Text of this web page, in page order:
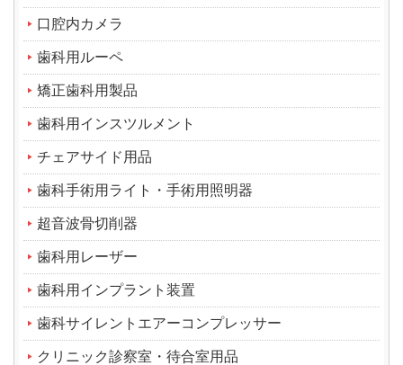
口腔内カメラ
歯科用ルーペ
矯正歯科用製品
歯科用インスツルメント
チェアサイド用品
歯科手術用ライト・手術用照明器
超音波骨切削器
歯科用レーザー
歯科用インプラント装置
歯科サイレントエアーコンプレッサー
クリニック診察室・待合室用品